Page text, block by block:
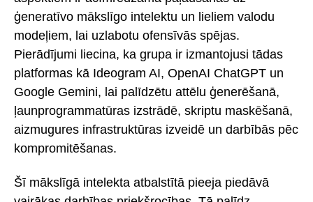
ģeneratīvo mākslīgo intelektu un lieliem valodu
modeļiem, lai uzlabotu ofensīvās spējas.
Pierādījumi liecina, ka grupa ir izmantojusi tādas
platformas kā Ideogram AI, OpenAI ChatGPT un
Google Gemini, lai palīdzētu attēlu ģenerēšanā,
ļaunprogrammatūras izstrādē, skriptu maskēšanā,
aizmugures infrastruktūras izveidē un darbībās pēc
kompromitēšanas.
Šī mākslīgā intelekta atbalstītā pieeja piedāvā